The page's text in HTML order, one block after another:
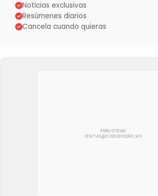
Noticias exclusivas
Resúmenes diarios
Cancela cuando quieras